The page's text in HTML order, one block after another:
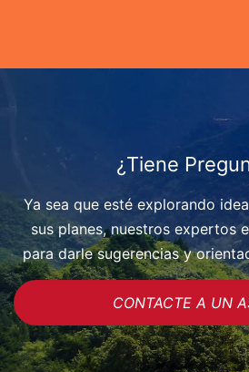
¿Tiene
Ya sea que esté explorando
sus planes, nuestros expertos
para darle sugerencias y
CONTACTE A UN